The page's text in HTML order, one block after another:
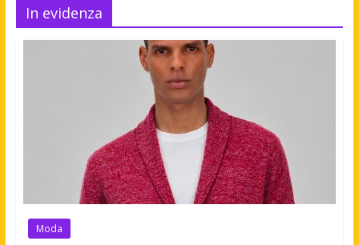
In evidenza
Moda